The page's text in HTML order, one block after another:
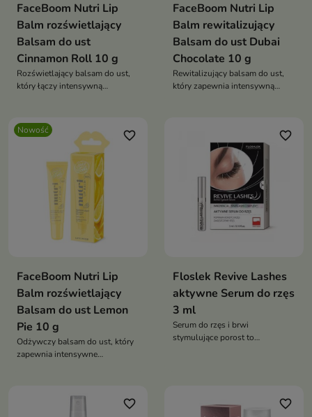
FaceBoom Nutri Lip
Balm rozświetlający
Balsam do ust
Cinnamon Roll 10 g
Rozświetlający balsam do ust,
który łączy intensywną
FaceBoom Nutri Lip
Balm rewitalizujący
Balsam do ust Dubai
Chocolate 10 g
Rewitalizujący balsam do ust,
który zapewnia intensywną
Nowość
favorite_border
FaceBoom Nutri Lip
Balm rozświetlający
Balsam do ust Lemon
Pie 10 g
Odżywczy balsam do ust, który
zapewnia intensywne
favorite_border
Floslek Revive Lashes
aktywne Serum do rzęs
3 ml
Serum do rzęs i brwi
stymulujące porost to
favorite_border favorite_border